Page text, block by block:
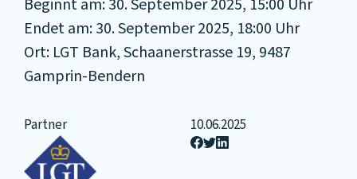
Endet am: 30. September 2025, 18:00 Uhr
Ort: LGT Bank, Schaanerstrasse 19, 9487
Gamprin-Bendern
Partner 10.06.2025